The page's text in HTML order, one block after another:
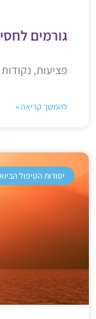
גורמים
פציעות,
להמשך קריאה »
יסודות הטיפול